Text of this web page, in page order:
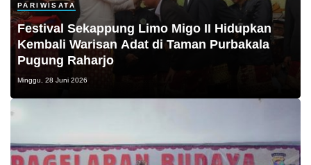
PARIWISATA
Festival Sekappung Limo Migo II Hidupkan
Kembali Warisan Adat di Taman Purbakala
Pugung Raharjo
Minggu, 28 Juni 2026